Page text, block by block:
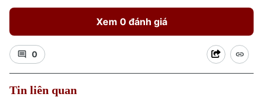
Xem 0 đánh giá
0
Tin liên quan